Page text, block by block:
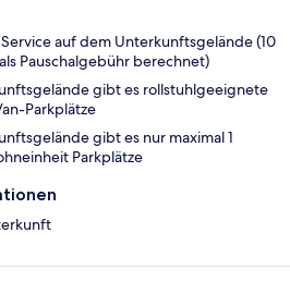
auf dem Unterkunftsgelände (10
Pauschalgebühr berechnet)
gibt es rollstuhlgeeignete
Parkplätze
gibt es nur maximal 1
Parkplätze